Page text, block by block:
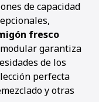
de capacidad
fresco
garantiza
de los
perfecta
y otras